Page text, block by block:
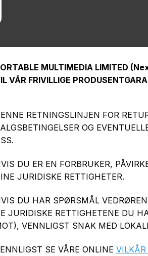
MULTIMEDIA LIMITED
VÅR FRIVILLIGE
RETNINGSLINJEN FOR
OG
DU ER EN FORBRUKER,
JURIDISKE RETTIGHETER.
DU HAR SPØRSMÅL
JURIDISKE RETTIGHETENE DU
VENNLIGST SNAK MED
SE VÅRE ONLINE VILKÅR